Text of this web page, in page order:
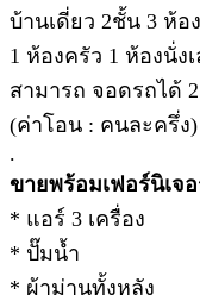
บ้านเดี่ยว 2ชั้น 3 ห้อ
1 ห้องครัว 1 ห้องนั่ง
สามารถ จอดรถได้
(ค่าโอน : คนละครึ่ง)
.
ขายพร้อมเฟอร์นิเจ
* แอร์ 3 เครื่อง
* ปั๊มน้ำ
* ผ้าม่านทั้งหลัง